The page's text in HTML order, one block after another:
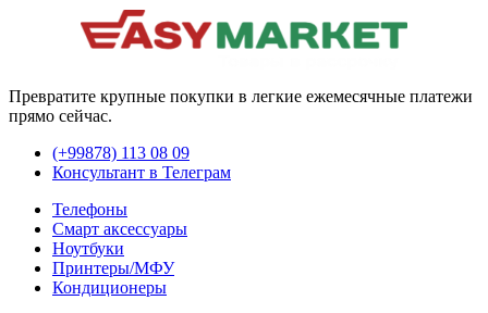
Превратите крупные покупки в легкие ежемесячные платежи
прямо сейчас.
(+99878) 113 08 09
Консультант в Телеграм
Телефоны
Смарт аксессуары
Ноутбуки
Принтеры/МФУ
Кондиционеры